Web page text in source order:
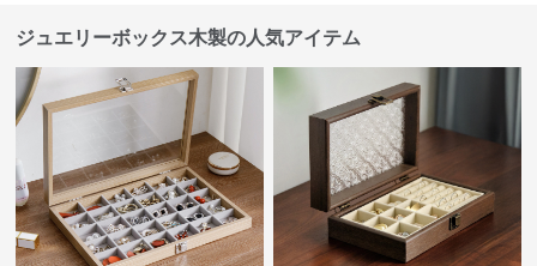
ジュエリーボックス木製の人気アイテム